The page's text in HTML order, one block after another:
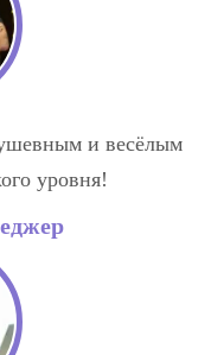
и весёлым
уровня!